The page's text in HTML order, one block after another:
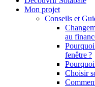
Mon projet
Conseils et
au
fenêtre ?
Choisir